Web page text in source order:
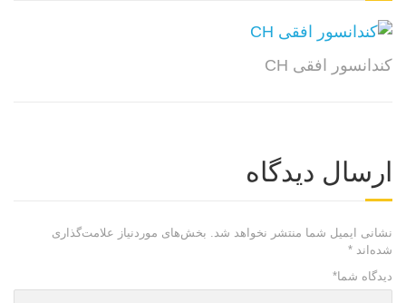
کندانسور افقی CH
ارسال دیدگاه
نشانی ایمیل شما منتشر نخواهد شد.
بخش‌های موردنیاز علامت‌گذاری
شده‌اند *
دیدگاه شما*